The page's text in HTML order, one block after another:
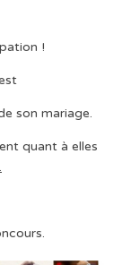
!
son mariage.
quant à elles